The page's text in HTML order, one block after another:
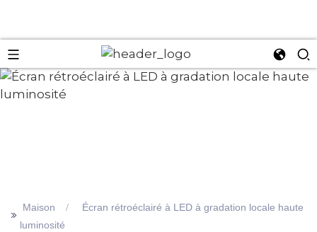
>>
Maison
Écran rétroéclairé à LED à gradation locale haute
luminosité